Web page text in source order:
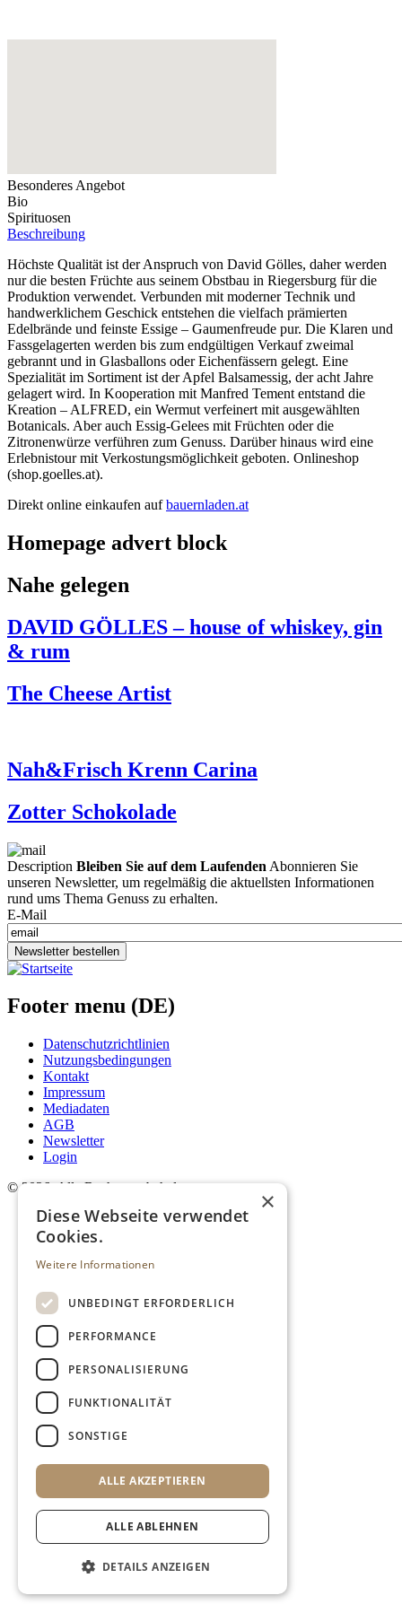
Besonderes Angebot
Bio
Spirituosen
Beschreibung
Höchste Qualität ist der Anspruch von David Gölles, daher werden
nur die besten Früchte aus seinem Obstbau in Riegersburg für die
Produktion verwendet. Verbunden mit moderner Technik und
handwerklichem Geschick entstehen die vielfach prämierten
Edelbrände und feinste Essige – Gaumenfreude pur. Die Klaren und
Fassgelagerten werden bis zum endgültigen Verkauf zweimal
gebrannt und in Glasballons oder Eichenfässern gelegt. Eine
Spezialität im Sortiment ist der Apfel Balsamessig, der acht Jahre
gelagert wird. In Kooperation mit Manfred Tement entstand die
Kreation – ALFRED, ein Wermut verfeinert mit ausgewählten
Botanicals. Aber auch Essig-Gelees mit Früchten oder die
Zitronenwürze verführen zum Genuss. Darüber hinaus wird eine
Erlebnistour mit Verkostungsmöglichkeit geboten. Onlineshop
(shop.goelles.at).
Direkt online einkaufen aufbauernladen.at
Homepage advert block
Nahe gelegen
DAVID GÖLLES – house of whiskey, gin
& rum
The Cheese Artist
Nah&Frisch Krenn Carina
Zotter Schokolade
Description Bleiben Sie auf dem Laufenden Abonnieren Sie
unseren Newsletter, um regelmäßig die aktuellsten Informationen
rund ums Thema Genuss zu erhalten.
E-Mail
Newsletter bestellen
Footer menu (DE)
Datenschutzrichtlinien
Nutzungsbedingungen
Kontakt
Impressum
Mediadaten
AGB
Newsletter
Login
© 2026. Alle Rechte vorbehalten. ×
Diese Webseite verwendet
Cookies.
Weitere Informationen
UNBEDINGT ERFORDERLICH
PERFORMANCE
PERSONALISIERUNG
FUNKTIONALITÄT
SONSTIGE
ALLE AKZEPTIEREN
ALLE ABLEHNEN
DETAILS ANZEIGEN